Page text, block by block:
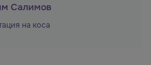
Салимов
на коса